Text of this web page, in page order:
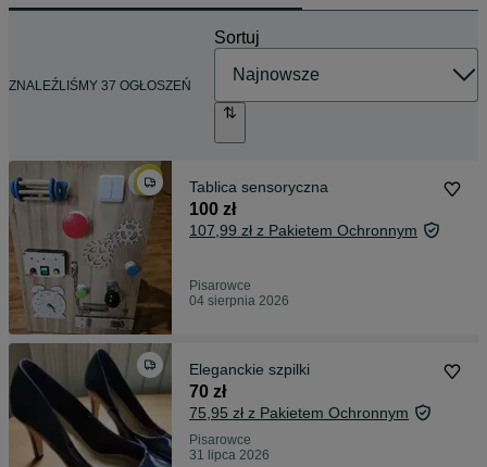
ZNALEŹLIŚMY 37 OGŁOSZEŃ
Sortuj
Tablica sensoryczna
100 zł
107,99 zł z Pakietem Ochronnym
Pisarowce
04 sierpnia 2026
Eleganckie szpilki
70 zł
75,95 zł z Pakietem Ochronnym
Pisarowce
31 lipca 2026